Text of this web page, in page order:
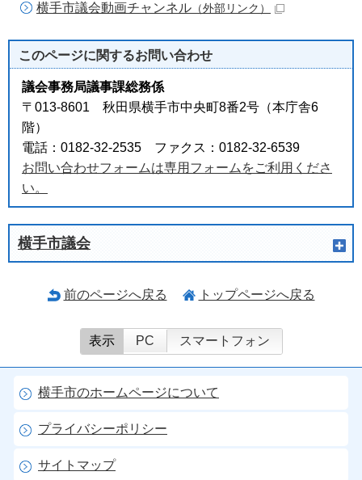
横手市議会動画チャンネル （外部リンク）
このページに関するお問い合わせ
議会事務局議事課総務係
〒013-8601 秋田県横手市中央町8番2号（本庁舎6
階）
電話：0182-32-2535 ファクス：0182-32-6539
お問い合わせフォームは専用フォームをご利用くださ
い。
横手市議会
前のページへ戻る トップページへ戻る
表示 PC スマートフォン
横手市のホームページについて
プライバシーポリシー
サイトマップ